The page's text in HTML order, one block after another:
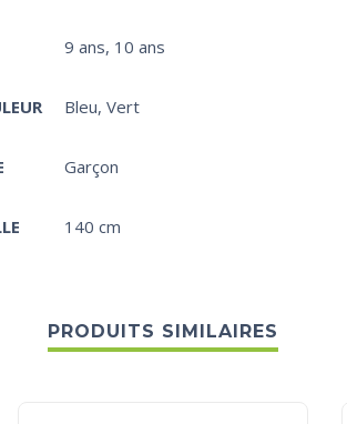
9 ans, 10 ans
Bleu, Vert
Garçon
140 cm
PRODUITS SIMILAIRES